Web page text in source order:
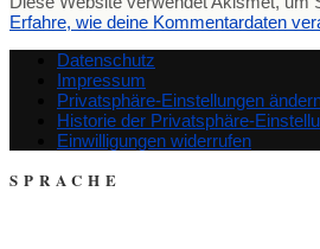
Erfahre, wie deine Kommentardaten
Datenschutz
Impressum
Privatsphäre-Einstellungen
Historie der Privatsphäre-
Einwilligungen widerrufen
SPRACHE